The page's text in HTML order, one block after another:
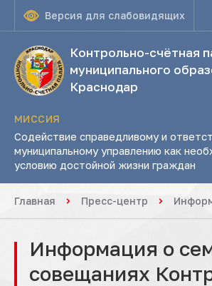
Версия для слабовидящих
Контрольно-счётная
муниципального
Краснодар
МИССИЯ
Содействие справедливому и
муниципальному управлению как
условию достойной жизни граждан
Главная Пресс-центр
Информация о
совещаниях